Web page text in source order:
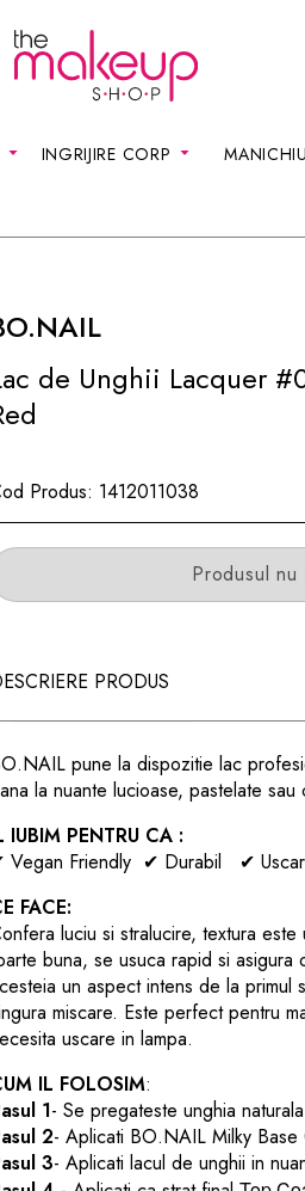
INGRIJIRE CORP
de Unghii Lacquer
Produs: 1412011038
Produsul
PRODUS
pune la dispozitie lac
la nuante lucioase, pastelate sau
IUBIM PENTRU CA :
Vegan Friendly ✔ Durabil ✔
FACE:
luciu si stralucire, textura
buna, se usuca rapid si
un aspect intens de la primul
miscare. Esteperfect pentru
uscare in lampa.
IL FOLOSIM:
1-Se pregateste unghia naturala
2- Aplicati BO.NAIL Milky Base
3- Aplicati lacul de unghii in